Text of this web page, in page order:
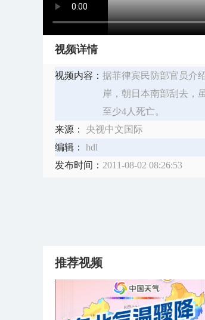
视频详情
视频内容： 据菲律宾民防部官员介
岸，朝日本南部刮去，
至少4人死亡。
来源：
央视中文国际
编辑：
hdl
发布时间： 2011-08-02 08:26:53
推荐视频